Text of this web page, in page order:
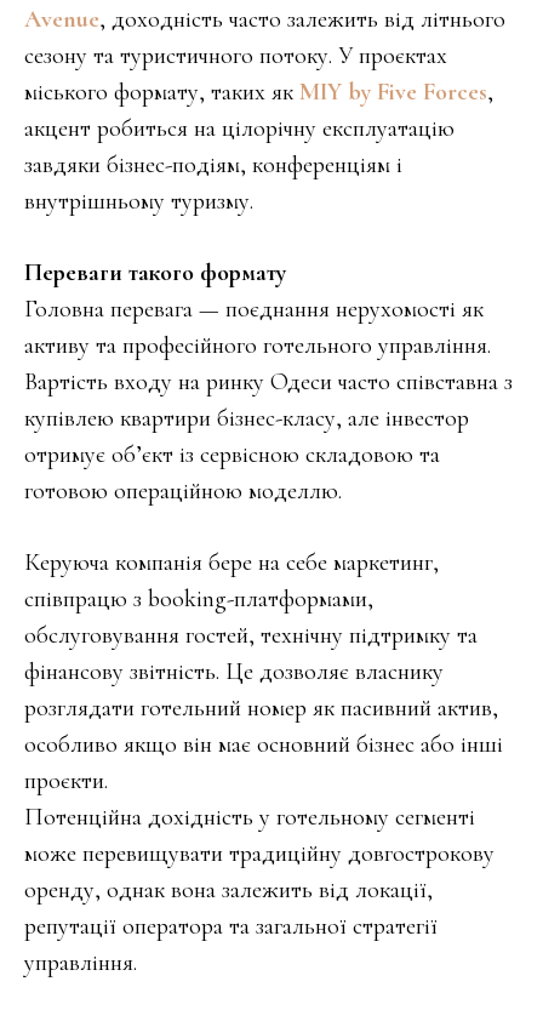
Avenue, доходність часто залежить від літнього
сезону та туристичного потоку. У проєктах
міського формату, таких як MIY by Five Forces,
акцент робиться на цілорічну експлуатацію
завдяки бізнес-подіям, конференціям і
внутрішньому туризму.
Переваги такого формату
Головна перевага — поєднання нерухомості як
активу та професійного готельного управління.
Вартість входу на ринку Одеси часто співставна з
купівлею квартири бізнес-класу, але інвестор
отримує об’єкт із сервісною складовою та
готовою операційною моделлю.
Керуюча компанія бере на себе маркетинг,
співпрацю з booking-платформами,
обслуговування гостей, технічну підтримку та
фінансову звітність. Це дозволяє власнику
розглядати готельний номер як пасивний актив,
особливо якщо він має основний бізнес або інші
проєкти.
Потенційна дохідність у готельному сегменті
може перевищувати традиційну довгострокову
оренду, однак вона залежить від локації,
репутації оператора та загальної стратегії
управління.